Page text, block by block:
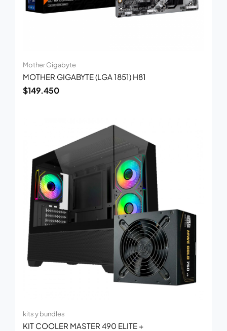
Mother Gigabyte
MOTHER GIGABYTE (LGA 1851) H81
$149.450
kits y bundles
KIT COOLER MASTER 490 ELITE +